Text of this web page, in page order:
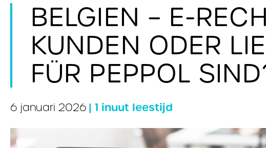
BELGIEN – E-
KUNDEN ODER
FÜR PEPPOL
6 januari 2026 | 1 inuut leestijd